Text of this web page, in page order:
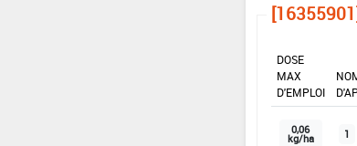
DOSE
MAX
D'EMPLOI
0,06
kg/ha 1